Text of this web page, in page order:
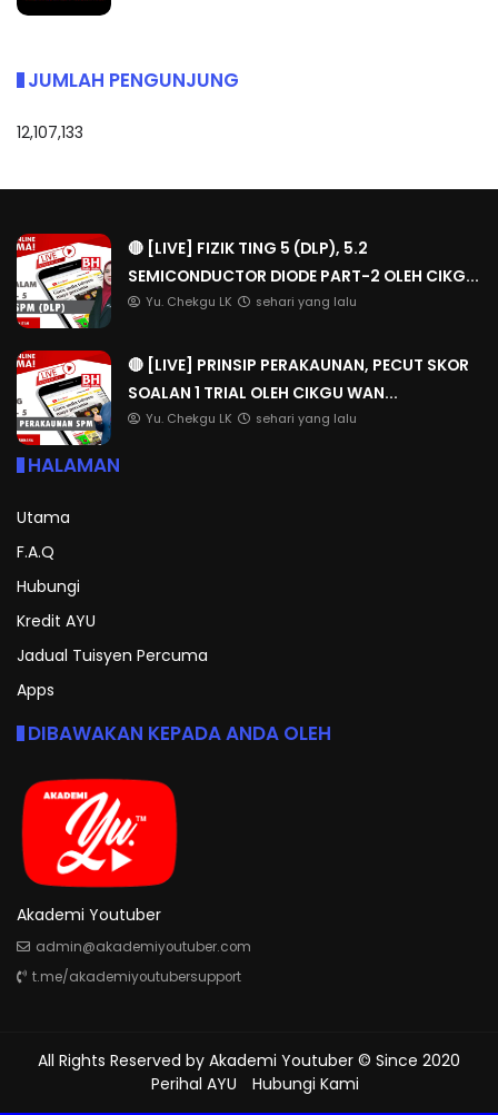
JUMLAH PENGUNJUNG
12,107,133
🔴 [LIVE] FIZIK TING 5 (DLP), 5.2
SEMICONDUCTOR DIODE PART-2 OLEH CIKG...
Yu. Chekgu LK sehari yang lalu
🔴 [LIVE] PRINSIP PERAKAUNAN, PECUT SKOR
SOALAN 1 TRIAL OLEH CIKGU WAN...
Yu. Chekgu LK sehari yang lalu
HALAMAN
Utama
F.A.Q
Hubungi
Kredit AYU
Jadual Tuisyen Percuma
Apps
DIBAWAKAN KEPADA ANDA OLEH
Akademi Youtuber
admin@akademiyoutuber.com
t.me/akademiyoutubersupport
All Rights Reserved by Akademi Youtuber © Since 2020
Perihal AYU
Hubungi Kami